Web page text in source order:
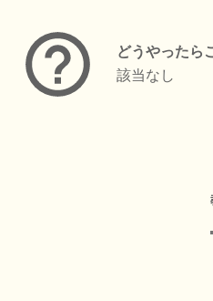
どうやったら
該当なし